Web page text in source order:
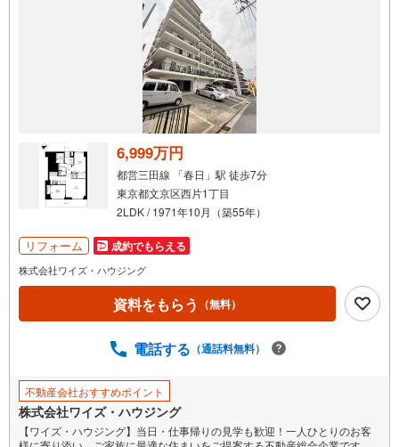
6,999万円
都営三田線 「春日」駅 徒歩7分
東京都文京区西片1丁目
2LDK / 1971年10月（築55年）
リフォーム 成約でもらえる
株式会社ワイズ・ハウジング
資料をもらう （無料）
電話する （通話料無料）
不動産会社おすすめポイント
株式会社ワイズ・ハウジング
【ワイズ・ハウジング】当日・仕事帰りの見学も歓迎！一人ひとりのお客